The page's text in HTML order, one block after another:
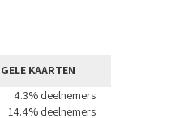
GELE KAARTEN
4.3% deelnemers
14.4% deelnemers